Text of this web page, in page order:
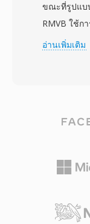
ต้องการเนื้
คอนเทนเน
สัญญาณใหม่
การดาวน์โ
แบบ
Player ที่หั
หมายความ
ง่ายผ่านเครื่
ขณะที่รูปแบ
RMVB ใช้ก
มากขึ้นอย่า
บิตเรตคงที่
ในช่วงกลา
กันอย่างแพ
จำกัดแต่ผู้ช
อ่านเพิ่มเติม